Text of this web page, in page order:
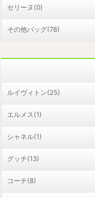
セリーヌ(0)
その他バッグ(78)
ルイヴィトン(25)
エルメス(1)
シャネル(1)
グッチ(13)
コーチ(8)